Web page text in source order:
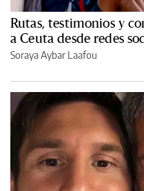
Rutas, testimonios y
a Ceuta desde redes
Soraya Aybar Laafou